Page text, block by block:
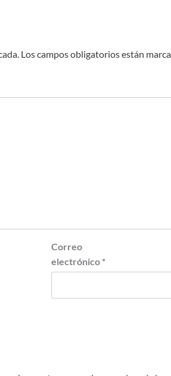
Los campos obligatorios están
Correo
electrónico *